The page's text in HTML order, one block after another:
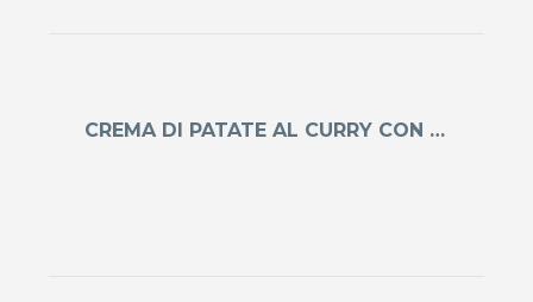
CREMA DI PATATE AL CURRY CON GAMBERI